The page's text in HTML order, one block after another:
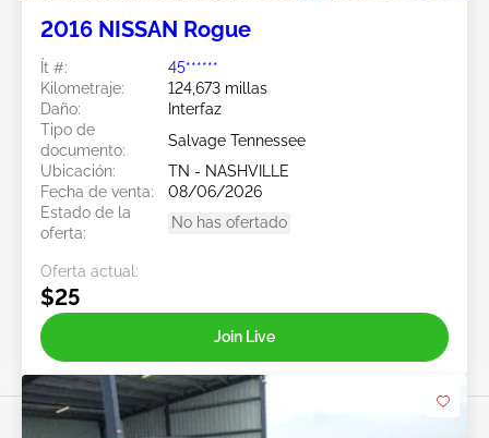
2016 NISSAN Rogue
Ít #:
45******
Kilometraje:
124,673 millas
Daño:
Interfaz
Tipo de
documento:
Salvage Tennessee
Ubicación:
TN - NASHVILLE
Fecha de venta:
08/06/2026
Estado de la
oferta:
No has ofertado
Oferta actual:
$25
Join Live